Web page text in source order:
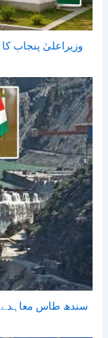
وزیراعلیٰ پنجاب کا
سندھ طاس معاہدے